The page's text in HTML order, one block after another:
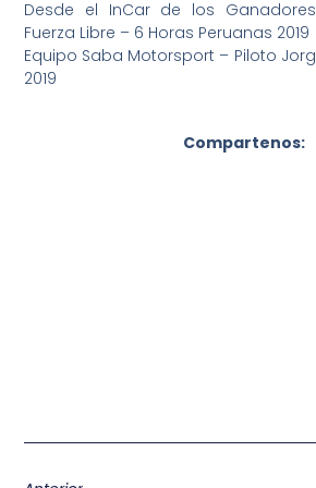
Desde el InCar de los
Fuerza Libre – 6 Horas Peruanas 2019
Equipo Saba Motorsport – Piloto
2019
Compartenos: